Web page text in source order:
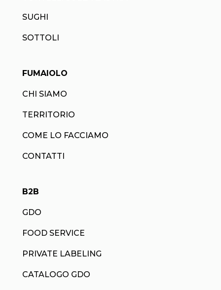
SUGHI
SOTTOLI
FUMAIOLO
CHI SIAMO
TERRITORIO
COME LO FACCIAMO
CONTATTI
B2B
GDO
FOOD SERVICE
PRIVATE LABELING
CATALOGO GDO